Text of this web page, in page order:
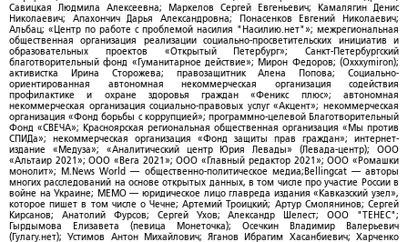
Савицкая Людмила Алексеевна; Маркелов Сергей Евгеньевич; Камалягин Денис
Николаевич; Апахончич Дарья Александровна; Понасенков Евгений Николаевич;
Альбац; «Центр по работе с проблемой насилия "Насилию.нет"»; межрегиональная
общественная организация реализации социально-просветительских инициатив и
образовательных проектов «Открытый Петербург»; Санкт-Петербургский
благотворительный фонд «Гуманитарное действие»; Мирон Федоров; (Oxxxymiron);
активистка Ирина Сторожева; правозащитник Алена Попова; Социально-
ориентированная автономная некоммерческая организация содействия
профилактике и охране здоровья граждан «Феникс плюс»; автономная
некоммерческая организация социально-правовых услуг «Акцент»; некоммерческая
организация «Фонд борьбы с коррупцией»; программно-целевой Благотворительный
Фонд «СВЕЧА»; Красноярская региональная общественная организация «Мы против
СПИДа»; некоммерческая организация «Фонд защиты прав граждан»; интернет-
издание «Медуза»; «Аналитический центр Юрия Левады» (Левада-центр); ООО
«Альтаир 2021»; ООО «Вега 2021»; ООО «Главный редактор 2021»; ООО «Ромашки
монолит»; M.News World — общественно-политическое медиа;Bellingcat — авторы
многих расследований на основе открытых данных, в том числе про участие России в
войне на Украине; МЕМО — юридическое лицо главреда издания «Кавказский узел»,
которое пишет в том числе о Чечне; Артемий Троицкий; Артур Смолянинов; Сергей
Кирсанов; Анатолий Фурсов; Сергей Ухов; Александр Шелест; ООО "ТЕНЕС";
Гырдымова Елизавета (певица Монеточка); Осечкин Владимир Валерьевич
(Гулагу.нет); Устимов Антон Михайлович; Яганов Ибрагим Хасанбиевич; Харченко